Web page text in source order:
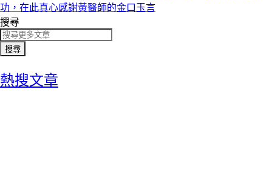
功，在此真心感謝黃醫師的金口玉言
搜尋
搜尋
熱搜文章